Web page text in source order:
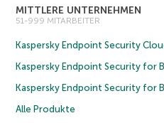
MITTLERE UNTERNEHMEN
51-999 MITARBEITER
Kaspersky Endpoint Security
Kaspersky Endpoint Security for
Kaspersky Endpoint Security for
Alle Produkte